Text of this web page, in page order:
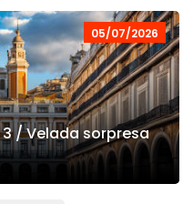
05/07/2026
/ Velada sorpresa